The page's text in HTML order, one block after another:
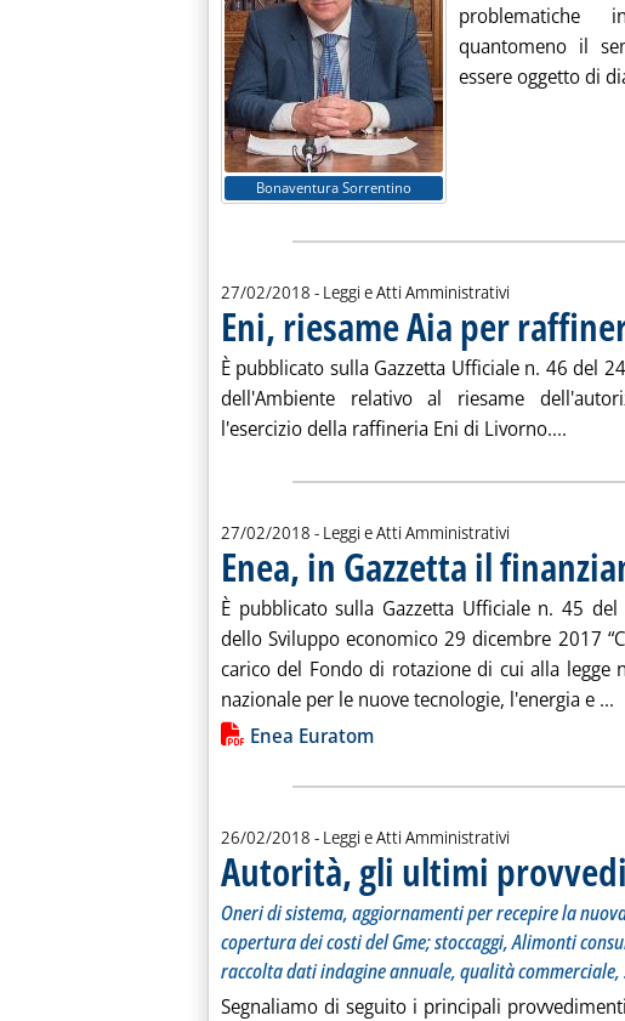
Bonaventura Sorrentino
problematiche
quantomeno il
essere oggetto di
27/02/2018 - Leggi e Atti Amministrativi
Eni, riesame Aia per
È pubblicato sulla Gazzetta Ufficiale n. 46 del
dell'Ambiente relativo al riesame
l'esercizio della raffineria Eni di Livorno....
27/02/2018 - Leggi e Atti Amministrativi
Enea, in Gazzetta il
È pubblicato sulla Gazzetta Ufficiale n. 45
dello Sviluppo economico 29 dicembre 2017
carico del Fondo di rotazione di cui alla legge
nazionale per le nuove tecnologie, l'energia e ...
Lista allegati PDF alla notizia
Enea Euratom
26/02/2018 - Leggi e Atti Amministrativi
Autorità, gli ultimi
Oneri di sistema, aggiornamenti per recepire la
copertura dei costi del Gme; stoccaggi, Alimonti
raccolta dati indagine annuale, qualità
Segnaliamo di seguito i principali